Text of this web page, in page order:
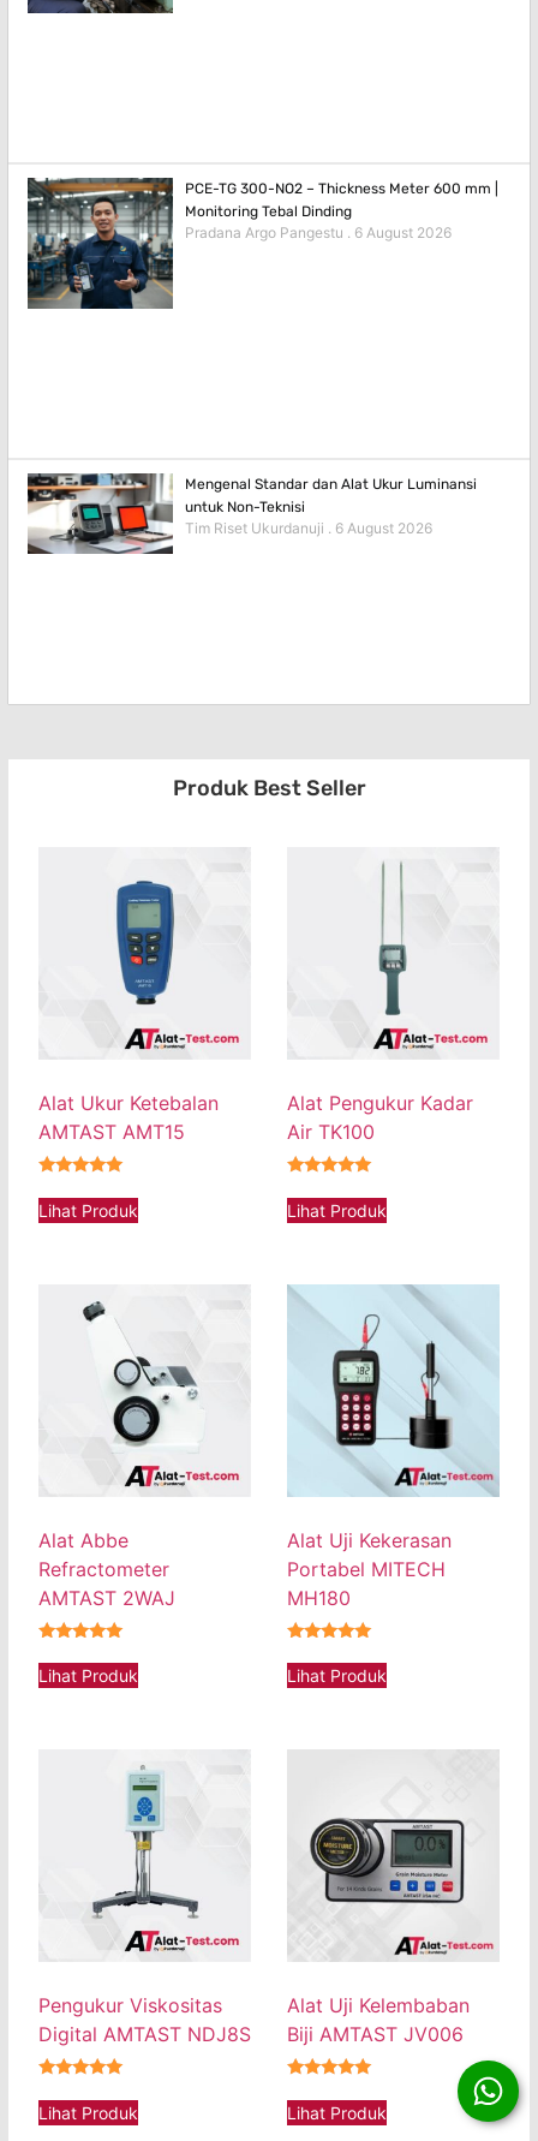
PCE-TG 300-NO2 – Thickness Meter 600 mm |
Monitoring Tebal Dinding
Pradana Argo Pangestu 6 August 2026
Mengenal Standar dan Alat Ukur Luminansi
untuk Non-Teknisi
Tim Riset Ukurdanuji 6 August 2026
Produk Best Seller
Alat Ukur Ketebalan
AMTAST AMT15
Lihat Produk
Alat Pengukur Kadar
Air TK100
Lihat Produk
Alat Abbe
Refractometer
AMTAST 2WAJ
Lihat Produk
Alat Uji Kekerasan
Portabel MITECH
MH180
Lihat Produk
Pengukur Viskositas
Digital AMTAST NDJ8S
Lihat Produk
Alat Uji Kelembaban
Biji AMTAST JV006
Lihat Produk